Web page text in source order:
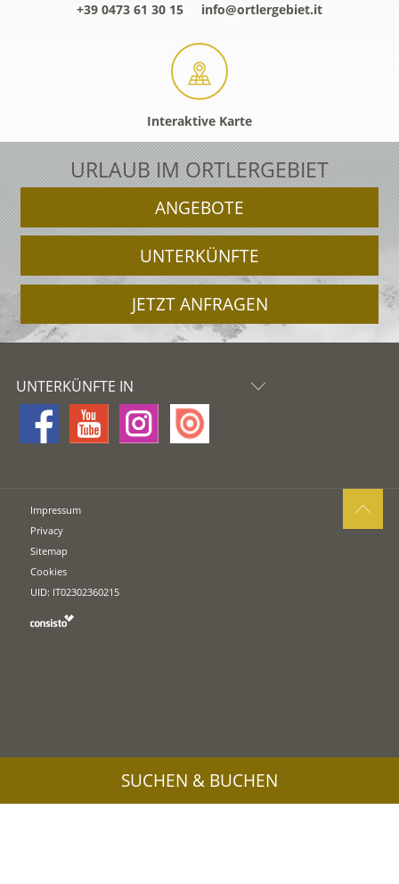
+39 0473 61 30 15 info@ortlergebiet.it
Interaktive Karte
URLAUB IM ORTLERGEBIET
ANGEBOTE
UNTERKÜNFTE
JETZT ANFRAGEN
UNTERKÜNFTE IN
Impressum
Privacy
Sitemap
Cookies
UID: IT02302360215
SUCHEN & BUCHEN